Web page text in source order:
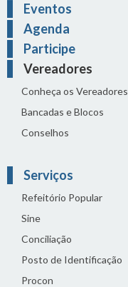
Eventos
Agenda
Participe
Vereadores
Conheça os Vereadores
Bancadas e Blocos
Conselhos
Serviços
Refeitório Popular
Sine
Conciliação
Posto de Identificação
Procon